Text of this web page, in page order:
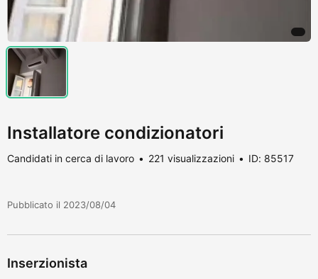
Installatore condizionatori
Candidati in cerca di lavoro 221 visualizzazioni ID: 85517
Pubblicato il 2023/08/04
Inserzionista